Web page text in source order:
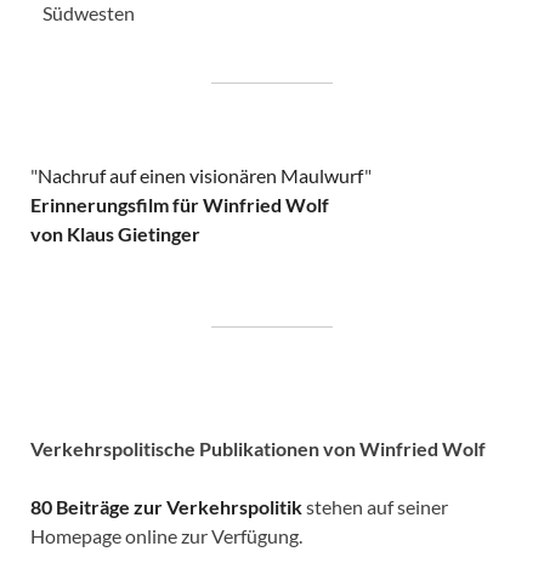
Südwesten
"Nachruf auf einen visionären Maulwurf"
Erinnerungsfilm für Winfried Wolf
von Klaus Gietinger
Verkehrspolitische Publikationen von Winfried Wolf
80 Beiträge zur Verkehrspolitikstehen auf seiner
Homepage online zur Verfügung.